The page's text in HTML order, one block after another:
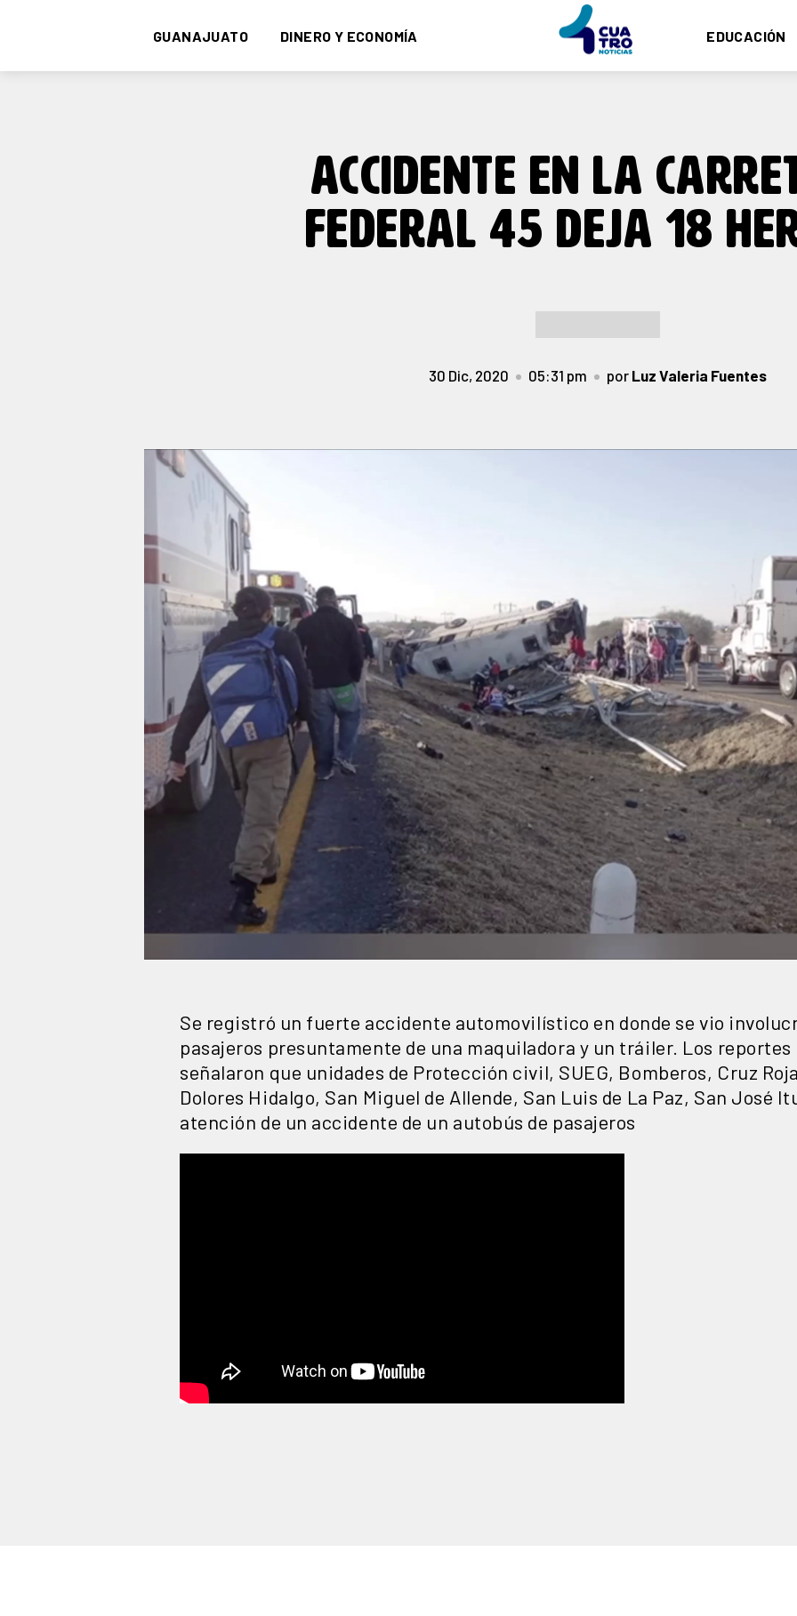
GUANAJUATO DINERO Y ECONOMÍA EDUCACIÓN
ACCIDENTE EN LA
FEDERAL 45 DEJA 18
30 Dic, 2020 05:31 pm por Luz Valeria Fuentes
Se registró un fuerte accidente automovilístico en donde se vio
pasajeros presuntamente de una maquiladora y un tráiler. Los
señalaron que unidades de Protección civil, SUEG, Bomberos, Cruz
Dolores Hidalgo, San Miguel de Allende, San Luis de La Paz, San José
atención de un accidente de un autobús de pasajeros